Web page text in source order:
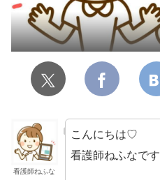
看護師ねふな
こんにちは♡
看護師ねふなです